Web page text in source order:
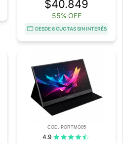
$40.849
55% OFF
DESDE 6 CUOTAS SIN INTERÉS
COD. PORTMO05
4.9